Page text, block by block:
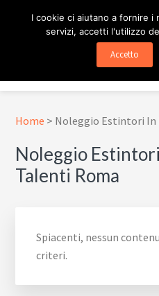
pagina
ESTINTORE
In Tutta Roma E Provincia
Home > Noleggio Estintori In
Noleggio
Talenti Roma
Spiacenti, nessun
criteri.
I cookie ci aiutano a fornire i
servizi, accetti l'utilizzo
Accetto